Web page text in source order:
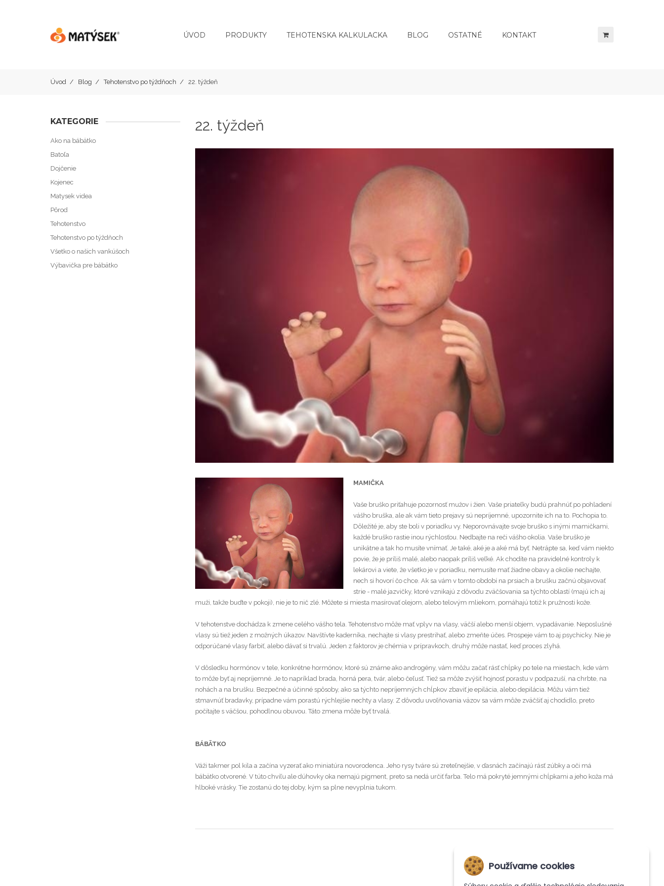
ÚVOD PRODUKTY TEHOTENSKA KALKULACKA BLOG OSTATNÉ KONTAKT
Úvod Blog Tehotenstvo po týždňoch 22. týždeň
KATEGORIE
Ako na bábätko
Batoľa
Dojčenie
Kojenec
Matysek videa
Pôrod
Tehotenstvo
Tehotenstvo po týždňoch
Všetko o našich vankúšoch
Výbavička pre bábätko
22. týždeň
MAMIČKA
Vaše bruško priťahuje pozornosť mužov i žien. Vaše priateľky budú prahnúť po pohladení
vášho bruška, ale ak vám tieto prejavy sú nepríjemné, upozornite ich na to. Pochopia to.
Dôležité je, aby ste boli v poriadku vy. Neporovnávajte svoje bruško s inými mamičkami,
každé bruško rastie inou rýchlosťou. Nedbajte na reči vášho okolia. Vaše bruško je
unikátne a tak ho musíte vnímať. Je také, aké je a aké má byť. Netrápte sa, keď vám niekto
povie, že je príliš malé, alebo naopak príliš veľké. Ak chodíte na pravidelné kontroly k
lekárovi a viete, že všetko je v poriadku, nemusíte mať žiadne obavy a okolie nechajte,
nech si hovorí čo chce. Ak sa vám v tomto období na prsiach a brušku začnú objavovať
strie - malé jazvičky, ktoré vznikajú z dôvodu zväčšovania sa týchto oblastí (majú ich aj
muži, takže buďte v pokoji), nie je to nič zlé. Môžete si miesta masírovať olejom, alebo telovým mliekom, pomáhajú totiž k pružnosti kože.
V tehotenstve dochádza k zmene celého vášho tela. Tehotenstvo môže mať vplyv na vlasy, väčší alebo menší objem, vypadávanie. Neposlušné
vlasy sú tiež jeden z možných úkazov. Navštívte kaderníka, nechajte si vlasy prestrihať, alebo zmeňte účes. Prospeje vám to aj psychicky. Nie je
odporúčané vlasy farbiť, alebo dávať si trvalú. Jeden z faktorov je chémia v prípravkoch, druhý môže nastať, keď proces zlyhá.
V dôsledku hormónov v tele, konkrétne hormónov, ktoré sú známe ako androgény, vám môžu začať rásť chĺpky po tele na miestach, kde vám
to môže byť aj nepríjemné. Je to napríklad brada, horná pera, tvár, alebo čeľusť. Tiež sa môže zvýšiť hojnosť porastu v podpazuší, na chrbte, na
nohách a na brušku. Bezpečné a účinné spôsoby, ako sa týchto nepríjemných chĺpkov zbaviť je epilácia, alebo depilácia. Môžu vám tiež
stmavnúť bradavky, prípadne vám porastú rýchlejšie nechty a vlasy. Z dôvodu uvoľňovania väzov sa vám môže zväčšiť aj chodidlo, preto
počítajte s väčšou, pohodlnou obuvou. Táto zmena môže byť trvalá.
BÁBÄTKO
Váži takmer pol kila a začína vyzerať ako miniatúra novorodenca. Jeho rysy tváre sú zreteľnejšie, v ďasnách začínajú rásť zúbky a oči má
bábätko otvorené. V túto chvíľu ale dúhovky oka nemajú pigment, preto sa nedá určiť farba. Telo má pokryté jemnými chĺpkami a jeho koža má
hlboké vrásky. Tie zostanú do tej doby, kým sa plne nevyplnia tukom.
Používame cookies